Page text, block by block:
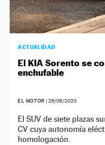
ACTUALIDAD
El KIA Sorento se
enchufable
EL MOTOR | 26/08/2020
El SUV de siete plazas
CV cuya autonomía
homologación.